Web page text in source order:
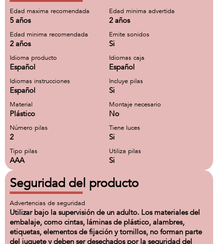
Edad maxima recomendada
5 años
Edad minima advertida
2 años
Edad minima recomendada
2 años
Emite sonidos
Si
Idioma producto
Español
Idiomas caja
Español
Idiomas instrucciones
Español
Incluye pilas
Si
Material
Plástico
Montaje necesario
No
Número pilas
2
Tiene luces
Si
Tipo pilas
AAA
Utiliza pilas
Si
Seguridad del producto
Advertencias de seguridad
Utilizar bajo la supervisión de un adulto. Los materiales del
embalaje, como cintas, láminas de plástico, alambres,
etiquetas, elementos de fijación y tornillos, no forman parte
del juguete y deben ser desechados por la seguridad del